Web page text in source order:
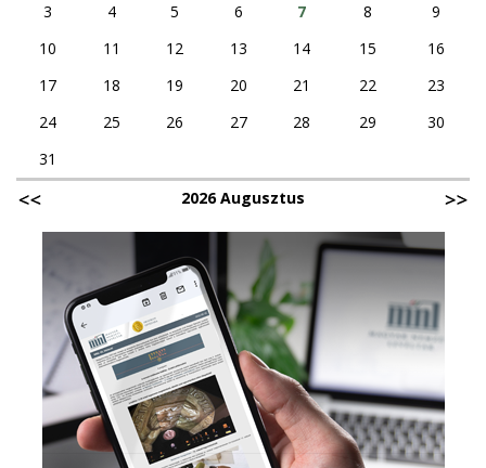
3
4 5 6 7 8
9
10
11 12 13 14 15
16
17
18 19 20 21 22
23
24
25 26 27 28 29
30
31
2026 Augusztus